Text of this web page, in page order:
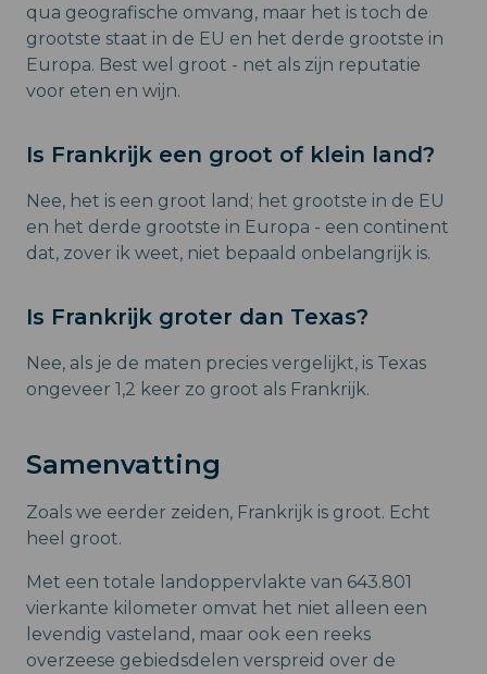
qua geografische omvang, maar het is toch de
grootste staat in de EU en het derde grootste in
Europa. Best wel groot - net als zijn reputatie
voor eten en wijn.
Is Frankrijk een groot of klein land?
Nee, het is een groot land; het grootste in de EU
en het derde grootste in Europa - een continent
dat, zover ik weet, niet bepaald onbelangrijk is.
Is Frankrijk groter dan Texas?
Nee, als je de maten precies vergelijkt, is Texas
ongeveer 1,2 keer zo groot als Frankrijk.
Samenvatting
Zoals we eerder zeiden, Frankrijk is groot. Echt
heel groot.
Met een totale landoppervlakte van 643.801
vierkante kilometer omvat het niet alleen een
levendig vasteland, maar ook een reeks
overzeese gebiedsdelen verspreid over de